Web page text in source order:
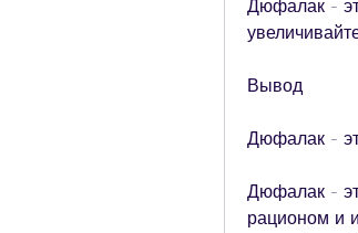
Дюфалак -
Вывод
Дюфалак -
Дюфалак -
рационом и